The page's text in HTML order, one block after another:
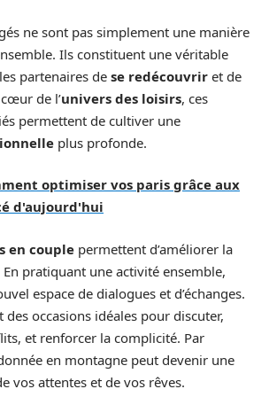
ne sont pas simplement une manière
Ils constituent une véritable
partenaires de se redécouvrir et de
de l’univers des loisirs, ces
permettent de cultiver une
plus profonde.
optimiser vos paris grâce aux
d'aujourd'hui
en couple permettent d’améliorer la
En pratiquant une activité ensemble,
espace de dialogues et d’échanges.
des occasions idéales pour discuter,
et renforcer la complicité. Par
en montagne peut devenir une
vos attentes et de vos rêves.